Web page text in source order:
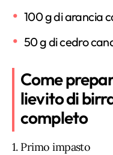
100 g di arancia
50 g di cedro
Come
lievito di
completo
1. Primo impasto